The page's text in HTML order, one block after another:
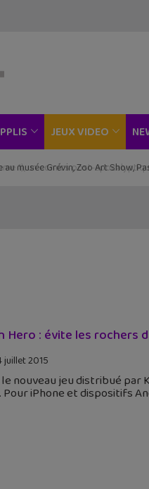
JEUX VIDEO
musée Grévin, Zoo Art Show,
Hero : évite les rochers
juillet 2015
le nouveau jeu distribué par
iPhone et dispositifs